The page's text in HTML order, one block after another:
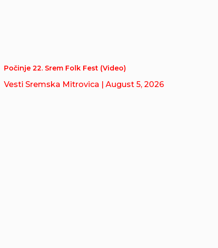
Počinje 22. Srem Folk Fest (Video)
Vesti Sremska Mitrovica | August 5, 2026